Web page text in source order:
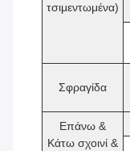
τσιμεντωμένα)
Σφραγίδα
Επάνω &
Κάτω σχοινί &